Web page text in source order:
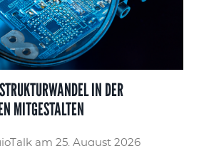
IN DER
MITGESTALTEN
am 25. August 2026